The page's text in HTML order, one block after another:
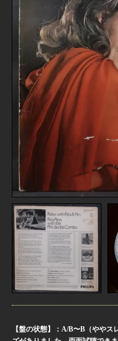
【盤の状態】：A/B〜B（やや